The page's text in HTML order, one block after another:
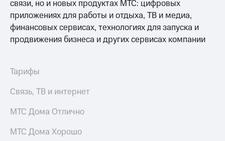
акционера
Акционерный
капитал
Контроль
Описание
Программа
приобретения
выкупа
связи, но и новых продуктах МТС: цифровых
приложениях для работы и отдыха, ТВ и медиа,
финансовых сервисах, технологиях для запуска и
продвижения бизнеса и других сервисах компании
Тарифы
Связь, ТВ и интернет
МТС Дома Отлично
МТС Дома Хорошо